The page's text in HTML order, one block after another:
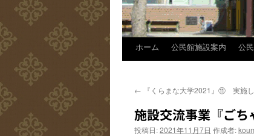
ホーム 公民館施設案内 公
← 『くらまな大学2021』⑪ 実施し
施設交流事業『ごち
投稿日:2021年11月7日 作成者: